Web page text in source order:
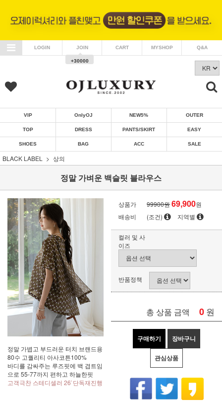
LOGIN JOIN
+30000
CART MYSHOP Q&A
VIP OnlyOJ NEW5% OUTER
TOP DRESS PANTS/SKIRT EASY
SHOES BAG ACC SALE
BLACK LABEL 상의
정말 가벼운 백슬릿 블라우스
정말 가볍고 부드러운 터치 브랜드용
80수 고퀄리티 아사코튼100%
바디를 감싸주는 루즈핏에 백 겹트임
으로 55-77까지 편하고 하늘한핏
고객극찬 스테디셀러 26`단독재진행
상품가 99900원69,900원
배송비
(조건) 지역별
컬러 및 사
이즈
반품정책
총 상품 금액 0 원
구매하기 장바구니
관심상품